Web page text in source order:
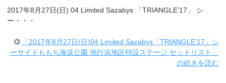
2017年8月27日(日) 04 Limited Sazabys 「TRIANGLE’17」 シ
ー・・・
「2017年8月27日(日)04 Limited Sazabys「TRIANGLE’17」シ
ーサイドももち海浜公園 地行浜地区特設ステージ セットリスト」
の続きを読む